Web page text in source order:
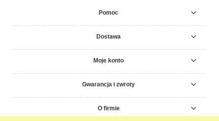
Pomoc
Dostawa
Moje konto
Gwarancja i zwroty
O firmie